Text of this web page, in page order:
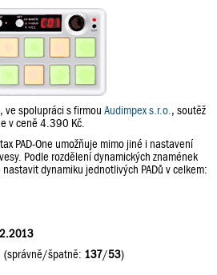
ve spolupráci s firmou Audimpex s.r.o. , soutěž
v ceně 4.390 Kč.
PAD-One umožňuje mimo jiné i nastavení
Podle rozdělení dynamických znamének
nastavit dynamiku jednotlivých PADů v celkem:
(správně/špatně: 137/53)